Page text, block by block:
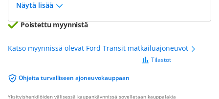
Näytä lisää
Poistettu myynnistä
Katso myynnissä olevat Ford Transit matkailuajoneuvot
Ohjeita turvalliseen ajoneuvokauppaan
Tilastot
Yksityishenkilöiden välisessä kaupankäynnissä sovelletaan kauppalakia